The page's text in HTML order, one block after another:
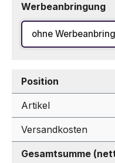
Werbeanbringung
ohne
Position
Artikel
Versandkosten
Gesamtsumme